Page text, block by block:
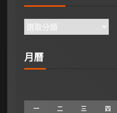
月曆
一 二 三 四